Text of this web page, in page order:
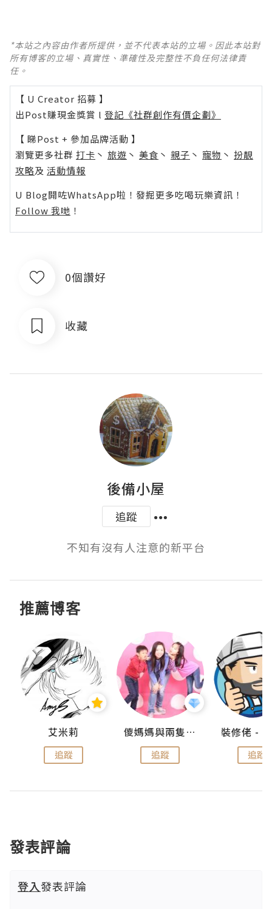
*本站之內容由作者所提供，並不代表本站的立場。因此本站對
所有博客的立場、真實性、準確性及完整性不負任何法律責
任。
【 U Creator 招募 】
出Post賺現金獎賞 l 登記《社群創作有價企劃》
【 睇Post + 參加品牌活動 】
瀏覽更多社群 打卡 丶 旅遊 丶 美食 丶 親子 丶 寵物 丶 扮靚
攻略及 活動情報
U Blog開咗WhatsApp啦！發掘更多吃喝玩樂資訊！
Follow 我哋 ！
0個讚好
收藏
後備小屋
追蹤
不知有沒有人注意的新平台
推薦博客
艾米莉
追蹤
儍媽媽與兩隻小魔怪之家
追蹤 追蹤
發表評論
登入發表評論